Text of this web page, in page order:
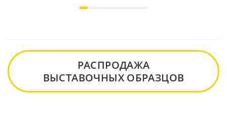
РАСПРОДАЖА
ВЫСТАВОЧНЫХ ОБРАЗЦОВ